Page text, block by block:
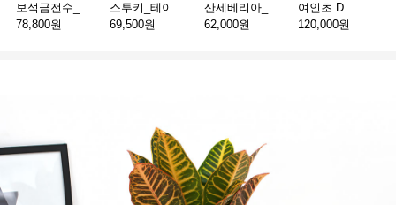
보석금전수_테이블용 A(서울)
78,800원
스투키_테이블용 D
69,500원
산세베리아_테이블용 H
62,000원
여인초 D
120,000원